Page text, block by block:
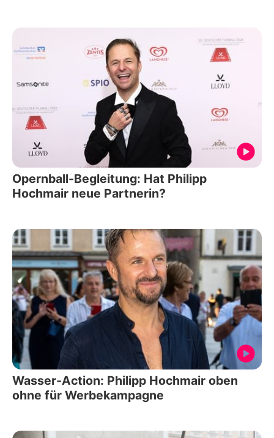
Opernball-Begleitung: Hat Philipp
Hochmair neue Partnerin?
Wasser-Action: Philipp Hochmair oben
ohne für Werbekampagne